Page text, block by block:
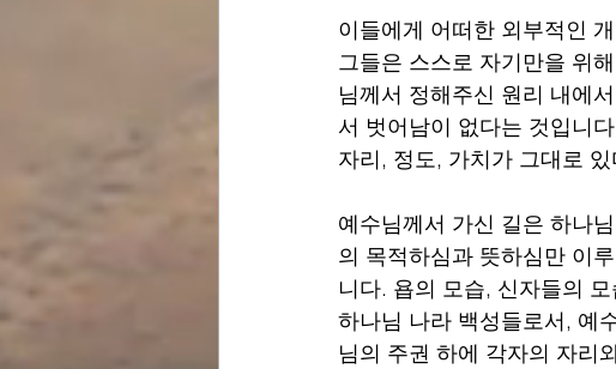
이들에게 어떠한 외부적인
그들은 스스로 자기만을 위
님께서 정해주신 원리 내에
서 벗어남이 없다는 것입니
자리, 정도, 가치가 그대로
예수님께서 가신 길은 하나
의 목적하심과 뜻하심만 이
니다. 욥의 모습, 신자들의
하나님 나라 백성들로서, 예
님의 주권 하에 각자의 자리